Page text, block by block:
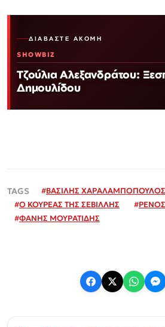
ΔΙΑΒΆΣΤΕ ΑΚΌΜΗ
SHOWBIZ
Τζούλια Αλεξανδράτου:
Δημουλίδου
#ΒΑΣΙΛΗΣ ΧΑΡΑΛΑΜΠΟΠΟΥΛΟΣ
#Ο ΚΟΥΡΕΑΣ ΤΗΣ ΣΕΒΙΛΛΗΣ #
#ΦΑΝΗΣ ΜΟΥΡΑΤΙΔΗΣ